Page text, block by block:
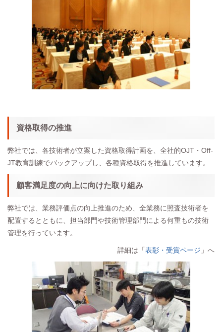
資格取得の推進
弊社では、各技術者が立案した資格取得計画を、全社的OJT・Off-
JT教育訓練でバックアップし、各種資格取得を推進しています。
顧客満足度の向上に向けた取り組み
弊社では、業務評価点の向上推進のため、全業務に照査技術者を
配置するとともに、担当部門や技術管理部門による何重もの技術
管理を行っています。
詳細は「 表彰・受賞ページ 」へ